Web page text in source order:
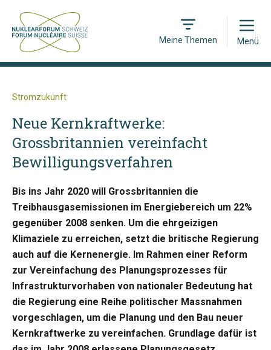
Meine Themen
Open
Menü
Stromzukunft
Neue Kernkraftwerke:
Grossbritannien vereinfacht
Bewilligungsverfahren
Bis ins Jahr 2020 will Grossbritannien die
Treibhausgasemissionen im Energiebereich um 22%
gegenüber 2008 senken. Um die ehrgeizigen
Klimaziele zu erreichen, setzt die britische Regierung
auch auf die Kernenergie. Im Rahmen einer Reform
zur Vereinfachung des Planungsprozesses für
Infrastrukturvorhaben von nationaler Bedeutung hat
die Regierung eine Reihe politischer Massnahmen
vorgeschlagen, um die Planung und den Bau neuer
Kernkraftwerke zu vereinfachen. Grundlage dafür ist